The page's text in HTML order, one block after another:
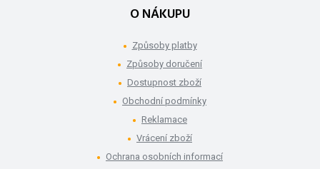
O NÁKUPU
Způsoby platby
Způsoby doručení
Dostupnost zboží
Obchodní podmínky
Reklamace
Vrácení zboží
Ochrana osobních informací